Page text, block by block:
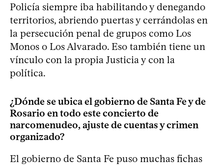
Policía siempre iba habilitando y denegando
territorios, abriendo puertas y cerrándolas en
la persecución penal de grupos como Los
Monos o Los Alvarado. Eso también tiene un
vínculo con la propia Justicia y con la
política.
¿Dónde se ubica el gobierno de Santa Fe y de
Rosario en todo este concierto de
narcomenudeo, ajuste de cuentas y crimen
organizado?
El gobierno de Santa Fe puso muchas fichas